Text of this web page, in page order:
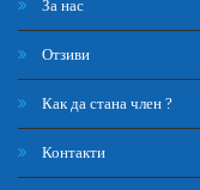
За нас
Отзиви
Как да стана член ?
Контакти